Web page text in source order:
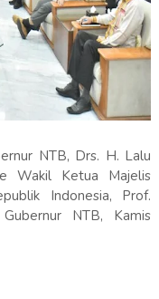
NTB, Drs. H. Lalu
Wakil Ketua Majelis
Indonesia, Prof.
NTB, Kamis